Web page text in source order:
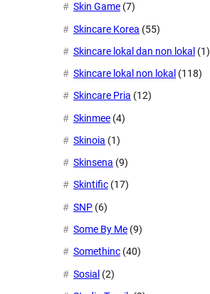
Skin Game (7)
Skincare Korea (55)
Skincare lokal dan non lokal (1)
Skincare lokal non lokal (118)
Skincare Pria (12)
Skinmee (4)
Skinoia (1)
Skinsena (9)
Skintific (17)
SNP (6)
Some By Me (9)
Somethinc (40)
Sosial (2)